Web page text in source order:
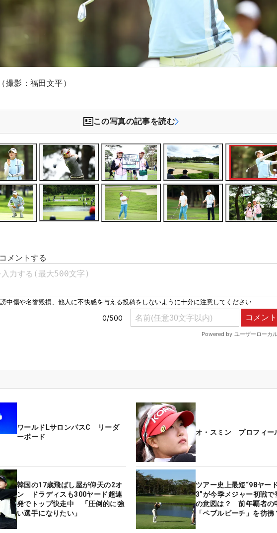
（撮影：福田文平）
この写真の記事を読む
ワールドLサロンパスC リーダ
ーボード
オ・スミン プロフィー
韓国の17歳飛ばし屋が仰天の2オ
ン ドラディスも300ヤード超連
発でトップ快走中 「圧倒的に強
い選手になりたい」
ツアー史上最短“98ヤー
3”が今季メジャー初戦で
の意図は？ 前年覇者の
「ペブルビーチ」を彷彿